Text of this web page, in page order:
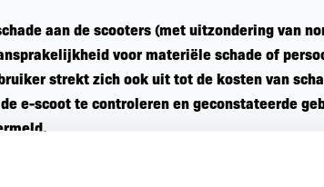
aan de scooters (met uitzondering van
voor materiële schade of
strekt zich ook uit tot de kosten van
e-scoot te controleren en geconstateerde
ontvangen over de E-Scoots.
om deelnemers die onder invloed zijn te